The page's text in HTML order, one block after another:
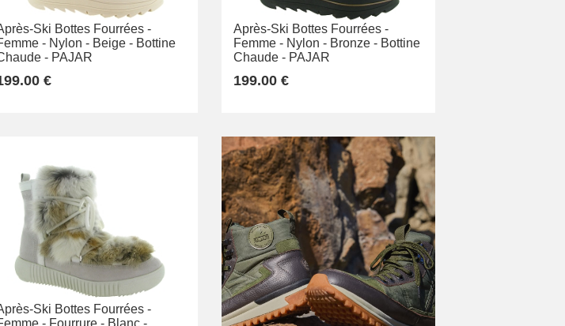
Ski Bottes Fourrées -
- Nylon - Beige - Bottine
- PAJAR
€
Après-Ski Bottes Fourrées -
Femme - Nylon - Bronze - Bottine
Chaude - PAJAR
199.00 €
Ski Bottes Fourrées -